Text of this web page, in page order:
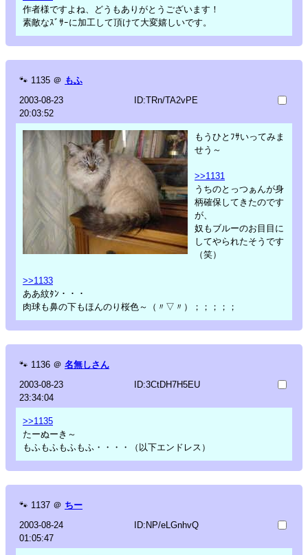
作者様ですよね、どうもありがとうございます！
素敵なｽﾞｻｰに加工して頂けて大変嬉しいです。
🐾 1135 ＠ もふ
2003-08-23
20:03:52
ID:TRn/TA2vPE
もうひとﾌｻいってみま
せう～
>>1131
うちのとっつぁんが身
柄確保してきたのです
が、
奴もブルーのお目目に
してやられたそうです
（笑）
>>1133
ああ紋ﾀﾝ・・・
肉球も鼻の下もほんのり桜色～（〃▽〃）；；；；；
🐾 1136 ＠ 名無しさん
2003-08-23
23:34:04
ID:3CtDH7H5EU
>>1135
たーぬーき～
もふもふもふもふ・・・・（以下エンドレス）
🐾 1137 ＠ ちー
2003-08-24
01:05:47
ID:NP/eLGnhvQ